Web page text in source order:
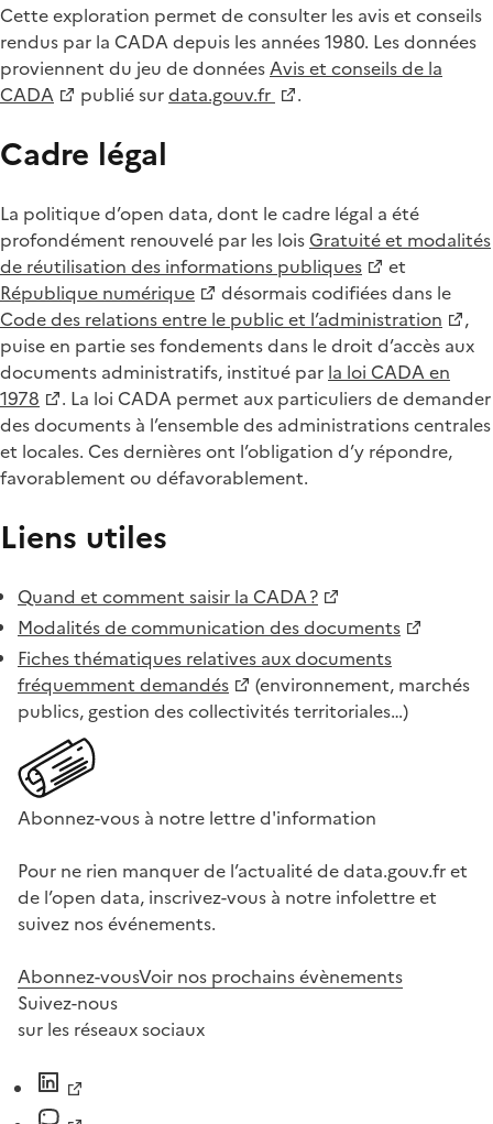
Cette exploration permet de consulter les avis et conseils
rendus par la CADA depuis les années 1980. Les données
proviennent du jeu de donnéesAvis et conseils de la
CADA
publié surdata.gouv.fr .
Cadre légal
La politique d’open data, dont le cadre légal a été
profondément renouvelé par les loisGratuité et modalités
de réutilisation des informations publiques
et
République numérique
désormais codifiées dans le
Code des relations entre le public et l’administration
,
puise en partie ses fondements dans le droit d’accès aux
documents administratifs, institué par la loi CADA en
1978
. La loi CADA permet aux particuliers de demander
des documents à l’ensemble des administrations centrales
et locales. Ces dernières ont l’obligation d’y répondre,
favorablement ou défavorablement.
Liens utiles
Quand et comment saisir la CADA ?
Modalités de communication des documents
Fiches thématiques relatives aux documents
fréquemment demandés
(environnement, marchés
publics, gestion des collectivités territoriales…)
Abonnez-vous à notre lettre d'information
Pour ne rien manquer de l’actualité de data.gouv.fr et
de l’open data, inscrivez-vous à notre infolettre et
suivez nos événements.
Abonnez-vousVoir nos prochains évènements
Suivez-nous
sur les réseaux sociaux